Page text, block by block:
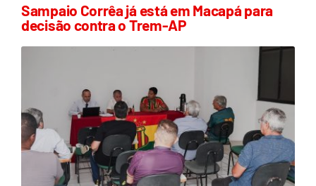
Sampaio Corrêa já está em Macapá para
decisão contra o Trem-AP